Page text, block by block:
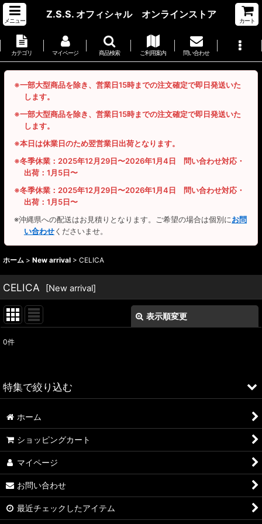
メニュー
Z.S.S. オフィシャル オンラインストア
カート
カテゴリ マイページ 商品検索 ご利用案内 問い合わせ
※一部大型商品を除き、営業日15時までの注文確定で即日発送いた
します。
※一部大型商品を除き、営業日15時までの注文確定で即日発送いた
します。
※本日は休業日のため翌営業日出荷となります。
※冬季休業：2025年12月29日〜2026年1月4日 問い合わせ対応・
出荷：1月5日〜
※冬季休業：2025年12月29日〜2026年1月4日 問い合わせ対応・
出荷：1月5日〜
※沖縄県への配送はお見積りとなります。ご希望の場合は個別にお問
い合わせくださいませ。
ホーム > New arrival > CELICA
CELICA [New arrival]
表示順変更
並び順:
0件
特集で絞り込む
ALFA ROMEO > 156
ALFA ROMEO > 147
ALFA ROMEO > 159
A4
ホーム
ショッピングカート
マイページ
お問い合わせ
最近チェックしたアイテム